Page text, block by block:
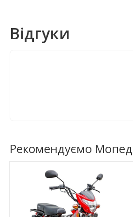
Проблемою багатьох бюджетних
конкурентів, бренд Мусстанг
На мопеді Alpha MT110-2 стоїть
його якості не доводиться. Така
Матеріал дисків
Відгуки
Рекомендуємо